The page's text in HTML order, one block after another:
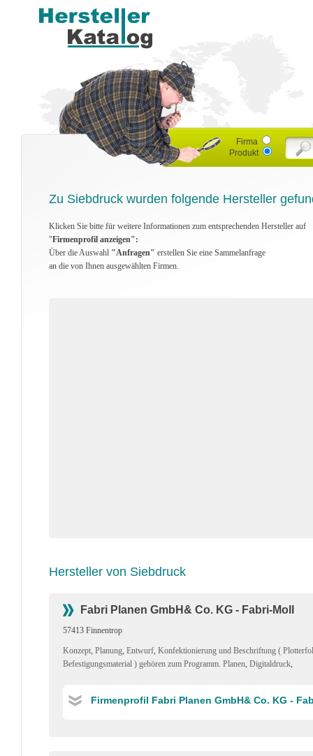
Firma
Produkt
Zu Siebdruck wurden folgende Hersteller
Klicken Sie bitte für weitere Informationen zum entsprechenden Hersteller auf
"Firmenprofil anzeigen":
Über die Auswahl "Anfragen" erstellen Sie eine Sammelanfrage
an die von Ihnen ausgewählten Firmen.
Hersteller von Siebdruck
Fabri Planen GmbH& Co. KG - Fabri-Moll
57413 Finnentrop
Konzept, Planung, Entwurf, Konfektionierung und Beschriftung (
Befestigungsmaterial ) gehören zum Programm. Planen, Digitaldruck,
Firmenprofil Fabri Planen GmbH& Co. KG -